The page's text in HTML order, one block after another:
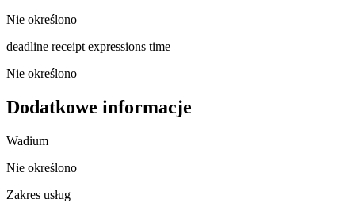
Nie określono
deadline receipt expressions time
Nie określono
Dodatkowe informacje
Wadium
Nie określono
Zakres usług